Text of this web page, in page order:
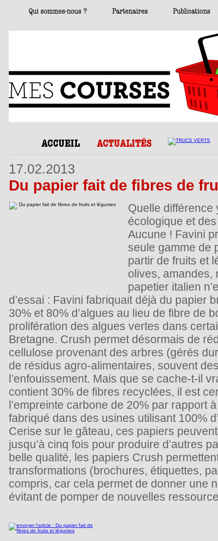
17.02.2013
Du papier fait de fibres de
Quelle différence
écologique et
Aucune ! Favini
seule gamme de
partir de fruits et
olives, amandes,
papetier italien
d’essai : Favini fabriquait déjà du papier
30% et 80% d’algues au lieu de fibre de
prolifération des algues vertes dans
Bretagne. Crush permet désormais de
cellulose provenant des arbres (gérés
de résidus agro-alimentaires, souvent
l’enfouissement. Mais que se cache-t-il
contient 30% de fibres recyclées, il est
l’empreinte carbone de 20% par rapport
fabriqué dans des usines utilisant 100%
Cerise sur le gâteau, ces papiers
jusqu’à cinq fois pour produire d’autres
belle qualité, les papiers Crush
transformations (brochures, étiquettes,
compris, car cela permet de donner une
évitant de pomper de nouvelles